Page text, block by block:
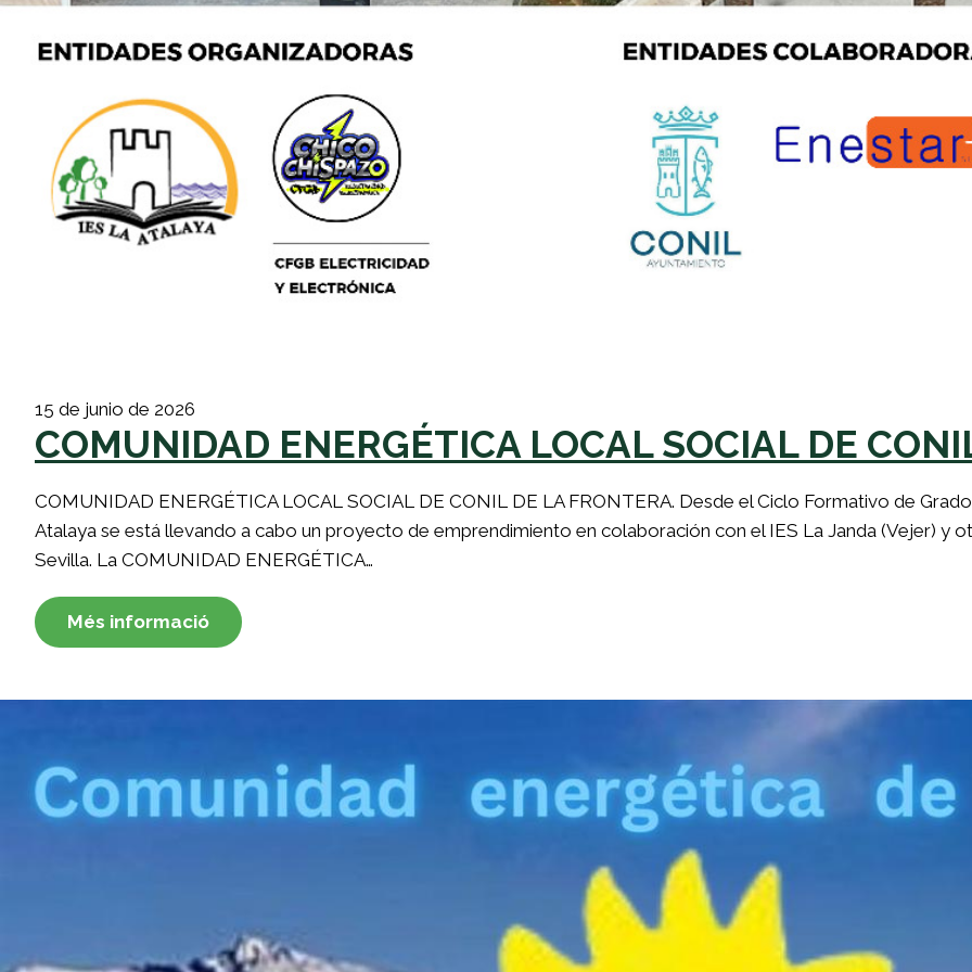
15 de junio de 2026
COMUNIDAD ENERGÉTICA LOCAL SOCIAL DE
COMUNIDAD ENERGÉTICA LOCAL SOCIAL DE CONIL DE LA FRONTERA. Desde el Ciclo Formativo de
Atalaya se está llevando a cabo un proyecto de emprendimiento en colaboración con el IES La Janda (Vejer) y
Sevilla. La COMUNIDAD ENERGÉTICA…
Més informació